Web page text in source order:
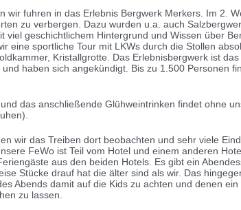
fuhren in das Erlebnis Bergwerk Merkers. Im 2.
zu verbergen. Dazu wurden u.a. auch
geschichtlichem Hintergrund und Wissen über
sportliche Tour mit LKWs durch die Stollen
Kristallgrotte. Das Erlebnisbergwerk ist
haben sich angekündigt. Bis zu 1.500 Personen
das anschließende Glühweintrinken findet ohne
wir das Treiben dort beobachten und sehr viele
FeWo ist Teil vom Hotel und einem anderen
aus den beiden Hotels. Es gibt ein
Stücke drauf hat die älter sind als wir. Das
Abends damit auf die Kids zu achten und denen
zu lassen.